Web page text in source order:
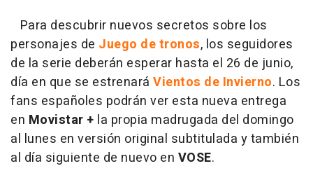
Para descubrir nuevos secretos sobre los
personajes de Juego de tronos, los seguidores
de la serie deberán esperar hasta el 26 de junio,
día en que se estrenará Vientos de Invierno. Los
fans españoles podrán ver esta nueva entrega
en Movistar + la propia madrugada del domingo
al lunes en versión original subtitulada y también
al día siguiente de nuevo en VOSE.